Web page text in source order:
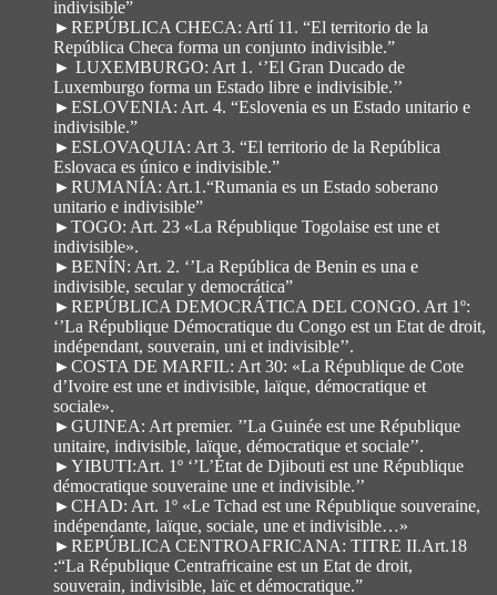
indivisible”
►REPÚBLICA CHECA: Artí 11. “El territorio de la
República Checa forma un conjunto indivisible.”
► LUXEMBURGO: Art 1. ‘’El Gran Ducado de
Luxemburgo forma un Estado libre e indivisible.’’
►ESLOVENIA: Art. 4. “Eslovenia es un Estado unitario e
indivisible.”
►ESLOVAQUIA: Art 3. “El territorio de la República
Eslovaca es único e indivisible.”
►RUMANÍA: Art.1.“Rumania es un Estado soberano
unitario e indivisible”
►TOGO: Art. 23 «La République Togolaise est une et
indivisible».
►BENÍN: Art. 2. ‘’La República de Benin es una e
indivisible, secular y democrática”
►REPÚBLICA DEMOCRÁTICA DEL CONGO. Art 1º:
‘’La République Démocratique du Congo est un Etat de droit,
indépendant, souverain, uni et indivisible’’.
►COSTA DE MARFIL: Art 30: «La République de Cote
d’Ivoire est une et indivisible, laïque, démocratique et
sociale».
►GUINEA: Art premier. ’’La Guinée est une République
unitaire, indivisible, laïque, démocratique et sociale’’.
►YIBUTI:Art. 1º ‘’L’État de Djibouti est une République
démocratique souveraine une et indivisible.’’
►CHAD: Art. 1º «Le Tchad est une République souveraine,
indépendante, laïque, sociale, une et indivisible…»
►REPÚBLICA CENTROAFRICANA: TITRE II.Art.18
:“La République Centrafricaine est un Etat de droit,
souverain, indivisible, laïc et démocratique.”